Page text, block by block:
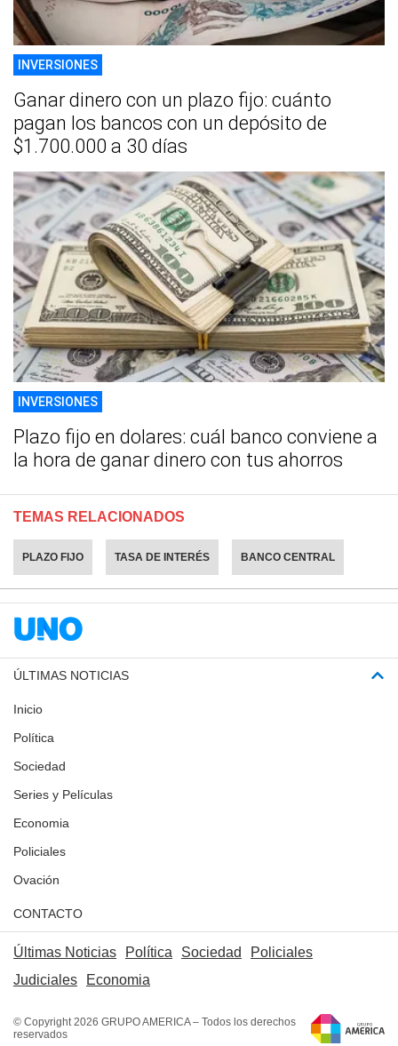
INVERSIONES
Ganar dinero con un plazo fijo: cuánto
pagan los bancos con un depósito de
$1.700.000 a 30 días
INVERSIONES
Plazo fijo en dolares: cuál banco conviene a
la hora de ganar dinero con tus ahorros
TEMAS RELACIONADOS
PLAZO FIJO TASA DE INTERÉS BANCO CENTRAL
ÚLTIMAS NOTICIAS
Inicio
Política
Sociedad
Series y Películas
Economia
Policiales
Ovación
CONTACTO
Últimas Noticias Política Sociedad
Policiales
Judiciales
Economia
© Copyright 2026 GRUPO AMERICA – Todos los derechos
reservados